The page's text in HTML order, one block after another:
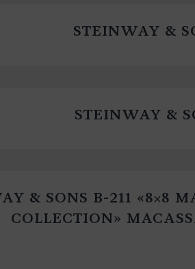
STEINWAY &
STEINWAY &
& SONS B-211 «8×8
COLLECTION»